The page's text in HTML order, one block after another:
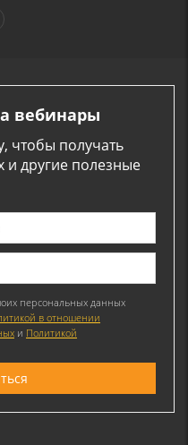
вебинары
чтобы получать
другие полезные
персональных данных
в отношении
и Политикой